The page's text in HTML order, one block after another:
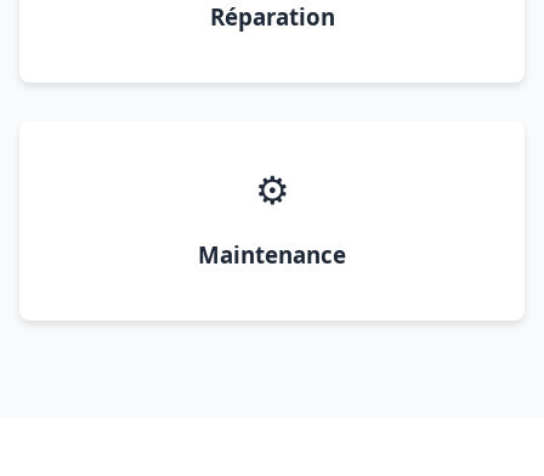
Réparation
⚙️
Maintenance